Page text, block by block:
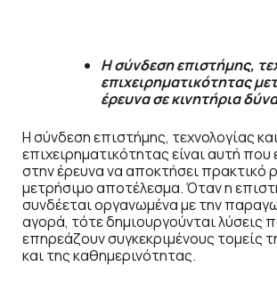
Η σύνδεση επιστήμης,
επιχειρηματικότητας
έρευνα σε κινητήρια
Η σύνδεση επιστήμης, τεχνολογίας
επιχειρηματικότητας είναι αυτή που
στην έρευνα να αποκτήσει πρακτικό
μετρήσιμο αποτέλεσμα. Όταν η
συνδέεται οργανωμένα με την
αγορά, τότε δημιουργούνται λύσεις
επηρεάζουν συγκεκριμένους τομείς
και της καθημερινότητας.